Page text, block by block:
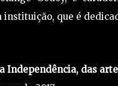
que é
Independência, das